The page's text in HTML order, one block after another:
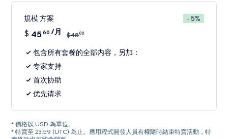
規模 方案 - 5%
$ 4560 /月 $4800
包含所有套餐的全部内容，另加：
专家支持
首次协助
优先请求
* 價格以 USD 為單位。
* 特賣至 23:59 (UTC) 為止。應用程式開發人員有權隨時結束特賣活動，特